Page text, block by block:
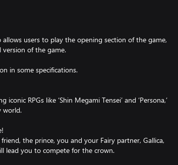
users to play the opening section of the game,
of the game.
in some specifications.
RPGs like ‘Shin Megami Tensei’ and ‘Persona,’
world.
the prince, you and your Fairy partner, Gallica,
lead you to compete for the crown.